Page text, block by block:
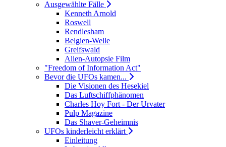
Ausgewählte Fälle
Kenneth Arnold
Roswell
Rendlesham
Belgien-Welle
Greifswald
Alien-Autopsie Film
"Freedom of Information Act"
Bevor die UFOs kamen...
Die Visionen des Hesekiel
Das Luftschiffphänomen
Charles Hoy Fort - Der Urvater
Pulp Magazine
Das Shaver-Geheimnis
UFOs kinderleicht erklärt
Einleitung